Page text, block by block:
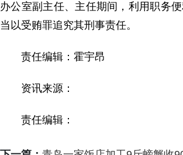
办公室副主任、主任期间，利用职务
当以受贿罪追究其刑事责任。
责任编辑：霍宇昂
资讯来源：
责任编辑：